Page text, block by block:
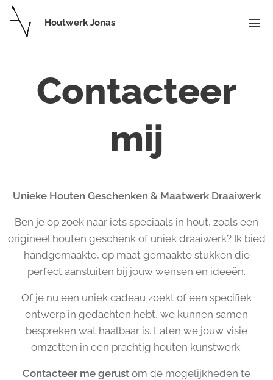
Houtwerk Jonas
Contacteer
mij
Unieke Houten Geschenken & Maatwerk Draaiwerk
Ben je op zoek naar iets speciaals in hout, zoals een
origineel houten geschenk of uniek draaiwerk? Ik bied
handgemaakte, op maat gemaakte stukken die
perfect aansluiten bij jouw wensen en ideeën.
Of je nu een uniek cadeau zoekt of een specifiek
ontwerp in gedachten hebt, we kunnen samen
bespreken wat haalbaar is. Laten we jouw visie
omzetten in een prachtig houten kunstwerk.
Contacteer me gerust om de mogelijkheden te